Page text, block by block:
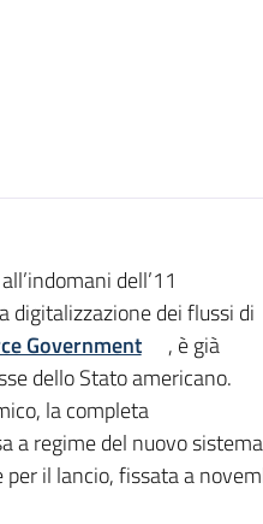
dell’11
digitalizzazione dei flussi di
Government
, è già
dello Stato americano.
la completa
a regime del nuovo
il lancio, fissata a